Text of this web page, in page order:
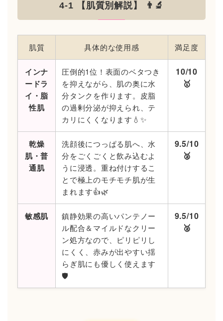
4-1 【肌質別解説】 👨‍🔬
肌質 具体的な使用感 満足度
インナ
ードラ
イ・脂
性肌
圧倒的1位！表面のベタつき
を抑えながら、肌の奥に水
分タンクを作ります。皮脂
の過剰分泌が抑えられ、テ
カリにくくなります💧✨
10/10
🥇
乾燥
肌・普
通肌
洗顔後につっぱる肌へ、水
分をごくごくと飲み込むよ
うに浸透。重ね付けするこ
とで極上のモチモチ肌が生
まれます👍🌿
9.5/10
🥈
敏感肌
鎮静効果の高いパンテノー
ル配合＆マイルドなクリー
ン処方なので、ピリピリし
にくく、赤みが出やすい揺
らぎ肌にも優しく使えます
🛡️
9.5/10
🥈